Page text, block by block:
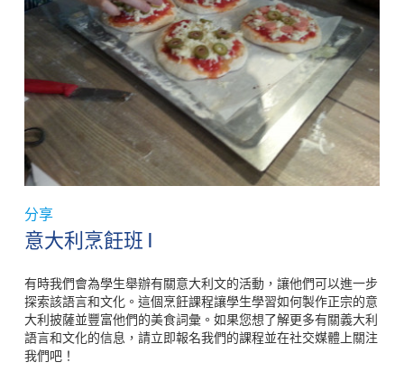
分享
意大利烹飪班 I
有時我們會為學生舉辦有關意大利文的活動，讓他們可以進一步
探索該語言和文化。這個烹飪課程讓學生學習如何製作正宗的意
大利披薩並豐富他們的美食詞彙。如果您想了解更多有關義大利
語言和文化的信息，請立即報名我們的課程並在社交媒體上關注
我們吧！